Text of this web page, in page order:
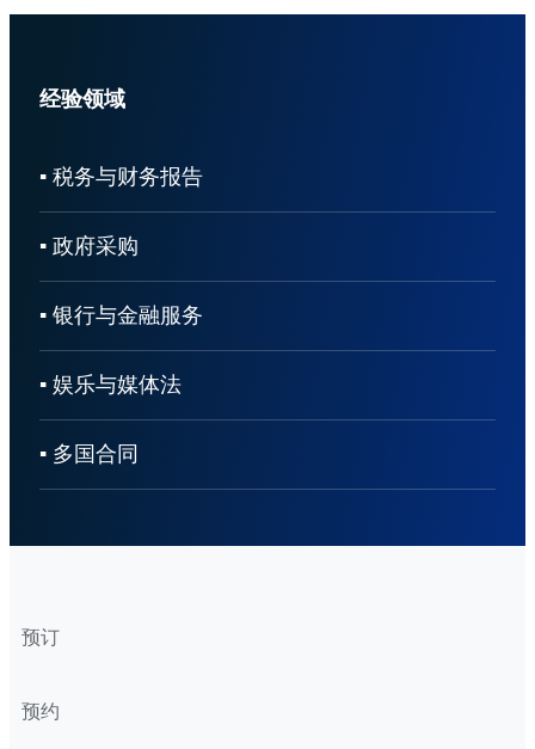
经验领域
▪ 税务与财务报告
▪ 政府采购
▪ 银行与金融服务
▪ 娱乐与媒体法
▪ 多国合同
预订
预约